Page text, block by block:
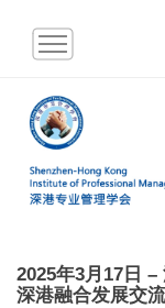
2025年3月17日
深港融合发展交